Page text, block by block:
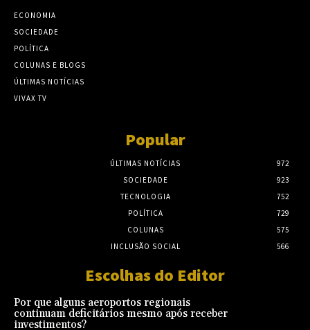
ECONOMIA
SOCIEDADE
POLÍTICA
COLUNAS E BLOGS
ÚLTIMAS NOTÍCIAS
VIVAX TV
Popular
ÚLTIMAS NOTÍCIAS
972
SOCIEDADE
923
TECNOLOGIA
752
POLÍTICA
729
COLUNAS
575
INCLUSÃO SOCIAL
566
Escolhas do Editor
Por que alguns aeroportos regionais
continuam deficitários mesmo após receber
investimentos?